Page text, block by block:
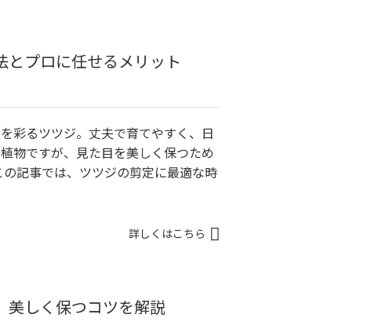
プロに任せるメリット
彩るツツジ。丈夫で育てやすく、日
物ですが、見た目を美しく保つため
記事では、ツツジの剪定に最適な時
詳しくはこちら
美しく保つコツを解説